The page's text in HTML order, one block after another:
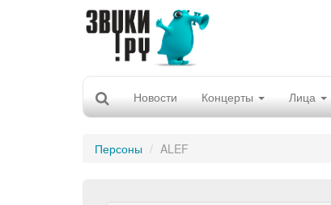
Новости Концерты Лица
Персоны ALEF